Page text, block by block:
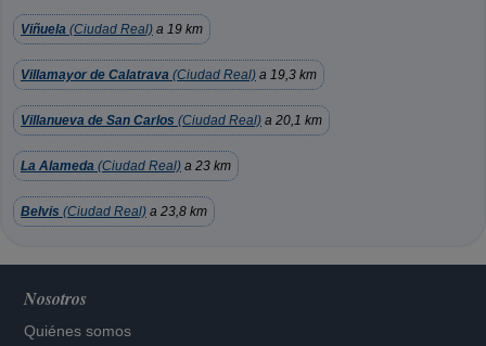
Viñuela (Ciudad Real) a 19 km
Villamayor de Calatrava (Ciudad Real) a 19,3 km
Villanueva de San Carlos (Ciudad Real) a 20,1 km
La Alameda (Ciudad Real) a 23 km
Belvis (Ciudad Real) a 23,8 km
Nosotros
Quiénes somos